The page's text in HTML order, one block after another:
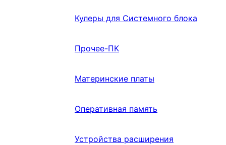
Кулеры для Системного блока
Прочее-ПК
Материнские платы
Оперативная память
Устройства расширения